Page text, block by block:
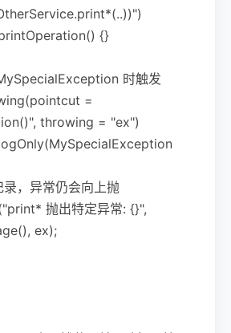
{}
时触发
=
throwing = "ex")
，异常仍会向上抛
抛出特定异常: {}",
ex);